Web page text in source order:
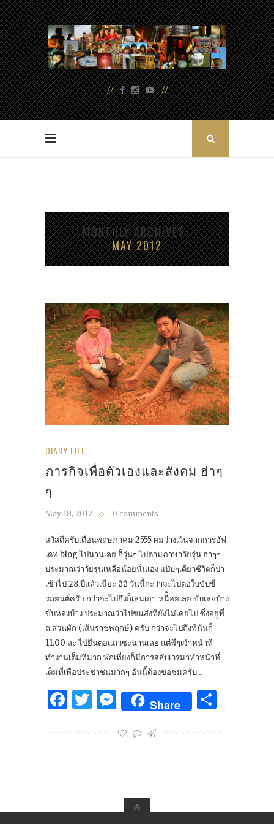
MONTHLY ARCHIVES
MAY 2012
DIARY LIFE
ภารกิจเพื่อตัวเองและสังคม ฮ่าๆ
ๆ
May 18, 2012 0 comments
สวัสดีครับเดือนพฤษภาคม 2555 ผมว่างเว้นจากการอัฟ
เดท blog ไปนานเลย ก็วุ่นๆ ไปตามภาษาวัยรุ่น ฮ่าๆๆ
ประมาณว่าวัยรุ่นเหลือน้อยนั่นเอง แป๊บๆเดียวชีวิตก็ปา
เข้าไป 28 ปีแล้วเนี่ยะ อิอิ วันนี้กะว่าจะไปต่อใบขับขี่
รถยนต์ครับ กว่าจะไปถึงก็เล่นเอาเหนื่ิอยเลย ขับเลยบ้าง
ขับหลงบ้าง ประมาณว่าไปขนส่งที่ยังไม่เคยไป ซึ่งอยู่ที่
ถ.สวนผัก (เส้นราชพฤกษ์) ครับ กว่าจะไปถึงที่นั่นก็
11.00 ละ ไปยืนต่อแถวซะนานเลย แต่พี่ๆเจ้าหน้าที่
ทำงานเต็มที่มาก พักเที่ยงก็มีการสลับเวรมาทำหน้าที่
เต็มที่เพื่อประชาชนมากๆ อันนี้ต้องขอชมครับ…
Facebook
Twitter
Messenger
Share